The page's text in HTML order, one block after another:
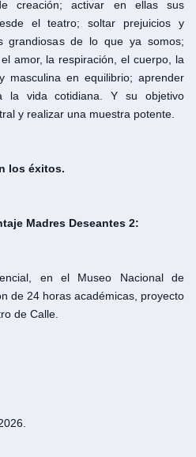
creación; activar en ellas sus
el teatro; soltar prejuicios y
grandiosas de lo que ya somos;
amor, la respiración, el cuerpo, la
en equilibrio; aprender
la vida cotidiana. Y su objetivo
y realizar una muestra potente.
los éxitos.
Madres Deseantes 2:
en el Museo Nacional de
de 24 horas académicas, proyecto
de Calle.